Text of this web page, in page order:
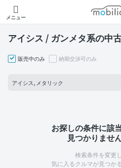
メニュー
モ
アイシス / ガンメタ系の中
販売中のみ 納期交渉可のみ
アイシス, メタリック
お探しの条件に該
見つかりませ
検索条件を変更
気に入るクルマが見つか